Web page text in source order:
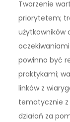
Tworzenie
priorytetem;
użytkowników
powinno być
praktykami;
linków z
tematycznie z
działań za